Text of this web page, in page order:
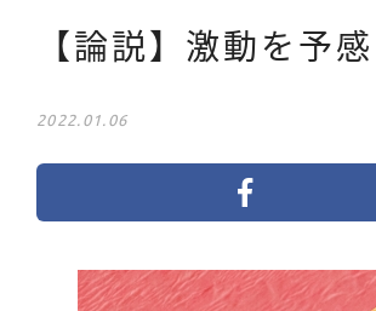
【論説】激動を予
2022.01.06